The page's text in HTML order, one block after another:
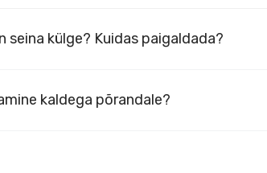
seina külge? Kuidas paigaldada?
kaldega põrandale?